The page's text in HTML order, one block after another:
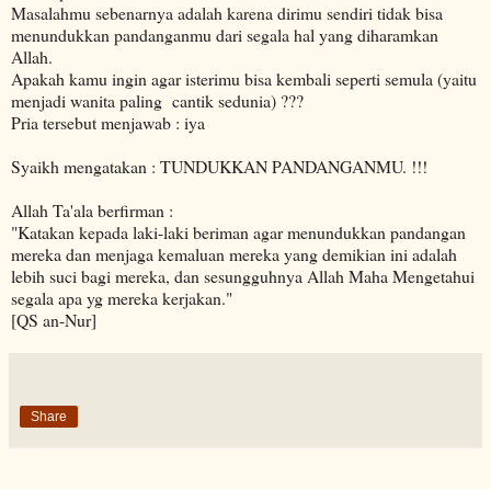
Masalahmu sebenarnya adalah karena dirimu sendiri tidak bisa
menundukkan pandanganmu dari segala hal yang diharamkan
Allah.
Apakah kamu ingin agar isterimu bisa kembali seperti semula (yaitu
menjadi wanita paling cantik sedunia) ???
Pria tersebut menjawab : iya
Syaikh mengatakan : TUNDUKKAN PANDANGANMU. !!!
Allah Ta'ala berfirman :
"Katakan kepada laki-laki beriman agar menundukkan pandangan
mereka dan menjaga kemaluan mereka yang demikian ini adalah
lebih suci bagi mereka, dan sesungguhnya Allah Maha Mengetahui
segala apa yg mereka kerjakan."
[QS an-Nur]
Share